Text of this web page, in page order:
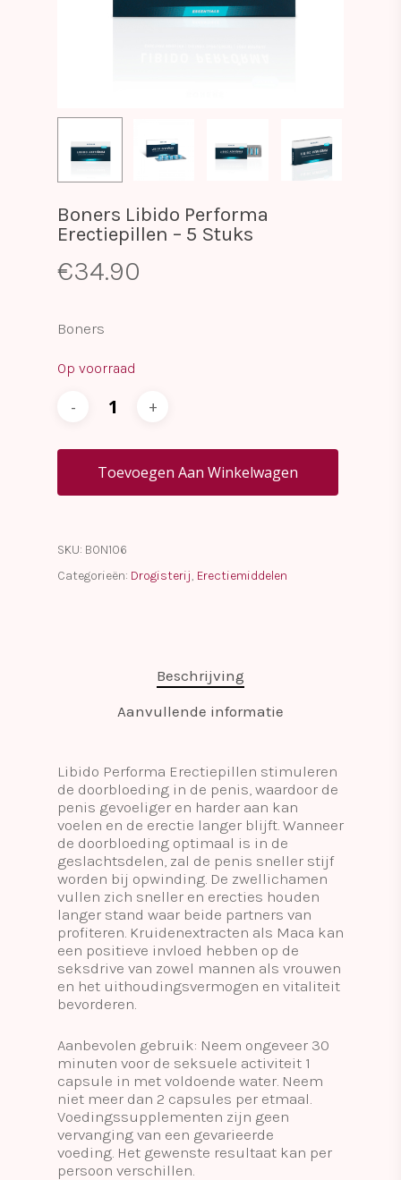
Boners Libido Performa
Erectiepillen – 5 Stuks
€34.90
Boners
Op voorraad
Toevoegen Aan Winkelwagen
SKU: BON106
Categorieën: Drogisterij, Erectiemiddelen
Beschrijving
Aanvullende informatie
Libido Performa Erectiepillen stimuleren
de doorbloeding in de penis, waardoor de
penis gevoeliger en harder aan kan
voelen en de erectie langer blijft. Wanneer
de doorbloeding optimaal is in de
geslachtsdelen, zal de penis sneller stijf
worden bij opwinding. De zwellichamen
vullen zich sneller en erecties houden
langer stand waar beide partners van
profiteren. Kruidenextracten als Maca kan
een positieve invloed hebben op de
seksdrive van zowel mannen als vrouwen
en het uithoudingsvermogen en vitaliteit
bevorderen.
Aanbevolen gebruik: Neem ongeveer 30
minuten voor de seksuele activiteit 1
capsule in met voldoende water. Neem
niet meer dan 2 capsules per etmaal.
Voedingssupplementen zijn geen
vervanging van een gevarieerde
voeding. Het gewenste resultaat kan per
persoon verschillen.